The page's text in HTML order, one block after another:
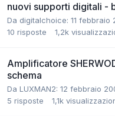
nuovi supporti digitali -
Da digitalchoice: 11 febbraio
10 risposte 1,2k
Amplificatore
schema
Da LUXMAN2: 12 febbraio
5 risposte 1,1k